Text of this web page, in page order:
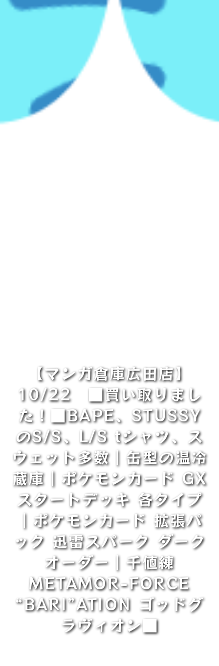
【マンガ倉庫広田店】
10/22 ■買い取りまし
た！■BAPE、STUSSY
のS/S、L/S tシャツ、ス
ウェット多数｜缶型の温冷
蔵庫｜ポケモンカード GX
スタートデッキ 各タイプ
｜ポケモンカード 拡張パ
ック 迅雷スパーク ダーク
オーダー｜千値練
METAMOR-FORCE
“BARI”ATION ゴッドグ
ラヴィオン■